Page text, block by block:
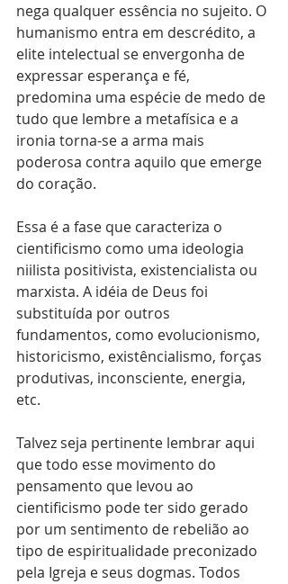
nega qualquer essência no sujeito. O
humanismo entra em descrédito, a
elite intelectual se envergonha de
expressar esperança e fé,
predomina uma espécie de medo de
tudo que lembre a metafísica e a
ironia torna-se a arma mais
poderosa contra aquilo que emerge
do coração.
Essa é a fase que caracteriza o
cientificismo como uma ideologia
niilista positivista, existencialista ou
marxista. A idéia de Deus foi
substituída por outros
fundamentos, como evolucionismo,
historicismo, existêncialismo, forças
produtivas, inconsciente, energia,
etc.
Talvez seja pertinente lembrar aqui
que todo esse movimento do
pensamento que levou ao
cientificismo pode ter sido gerado
por um sentimento de rebelião ao
tipo de espiritualidade preconizado
pela Igreja e seus dogmas. Todos